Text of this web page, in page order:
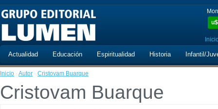
u$
Actualidad Educación Espiritualidad Historia Infantil/
Inicio · Autor · Cristovam Buarque
Cristovam Buarque